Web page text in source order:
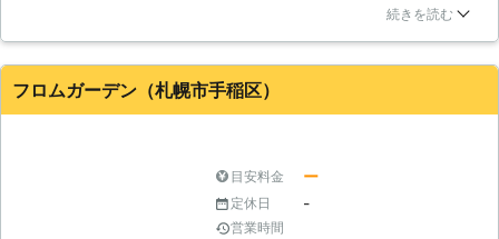
きずに困っていました。そんな時にこちらの業者を知り、伐採
安く、有難かったです。また機会がありましたらお願いしたい
と思います。
続きを読む
フロムガーデン（札幌市手稲区）
目安料金 ー
定休日 -
営業時間